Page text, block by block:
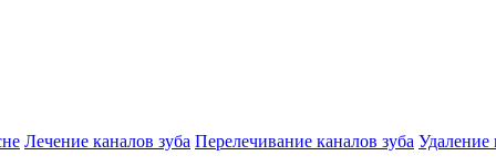
Лечение каналов зуба Перелечивание каналов зуба Удаление